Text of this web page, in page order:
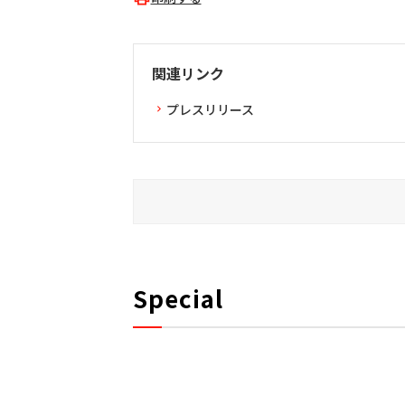
関連リンク
プレスリリース
Special